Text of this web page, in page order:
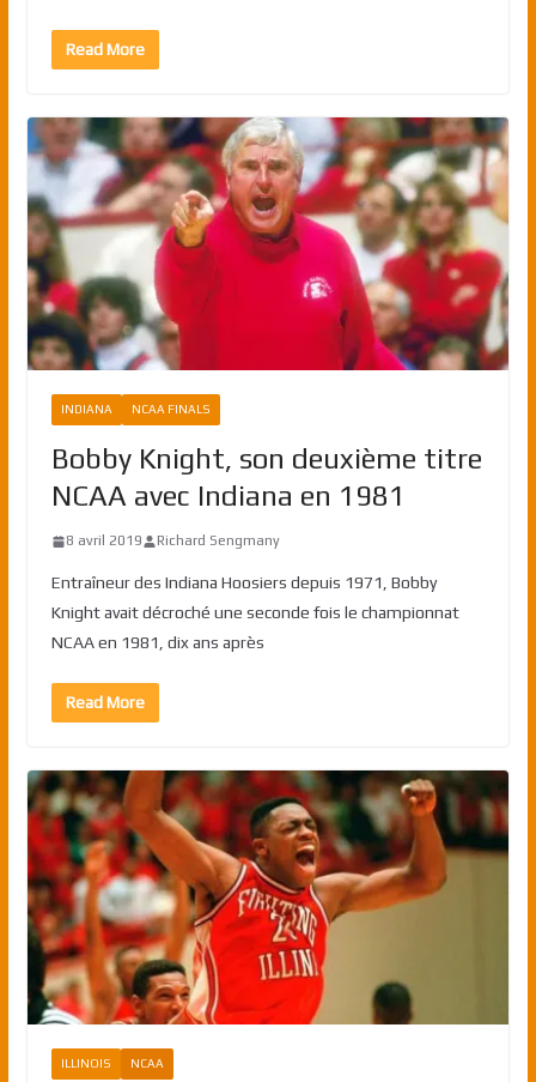
Read More
INDIANA NCAA FINALS
Bobby Knight, son deuxième titre
NCAA avec Indiana en 1981
8 avril 2019 Richard Sengmany
Entraîneur des Indiana Hoosiers depuis 1971, Bobby
Knight avait décroché une seconde fois le championnat
NCAA en 1981, dix ans après
Read More
ILLINOIS NCAA